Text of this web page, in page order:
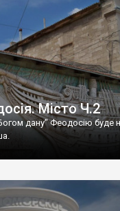
Місто Ч.2
дану" Феодосію буде